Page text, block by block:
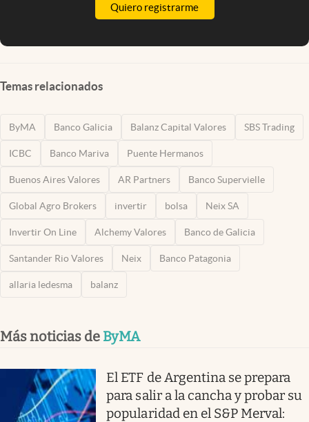
Quiero registrarme
Temas relacionados
ByMA Banco Galicia Balanz Capital Valores SBS Trading
ICBC Banco Mariva Puente Hermanos
Buenos Aires Valores AR Partners Banco Supervielle
Global Agro Brokers invertir bolsa Neix SA
Invertir On Line Alchemy Valores Banco de Galicia
Santander Rio Valores Neix Banco Patagonia
allaria ledesma balanz
Más noticias de ByMA
El ETF de Argentina se prepara
para salir a la cancha y probar su
popularidad en el S&P Merval: